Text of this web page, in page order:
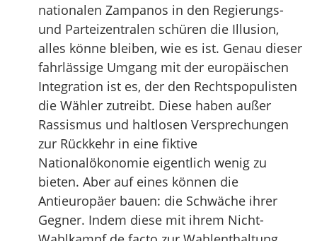
nationalen Zampanos in den Regierungs-
und Parteizentralen schüren die Illusion,
alles könne bleiben, wie es ist. Genau dieser
fahrlässige Umgang mit der europäischen
Integration ist es, der den Rechtspopulisten
die Wähler zutreibt. Diese haben außer
Rassismus und haltlosen Versprechungen
zur Rückkehr in eine fiktive
Nationalökonomie eigentlich wenig zu
bieten. Aber auf eines können die
Antieuropäer bauen: die Schwäche ihrer
Gegner. Indem diese mit ihrem Nicht-